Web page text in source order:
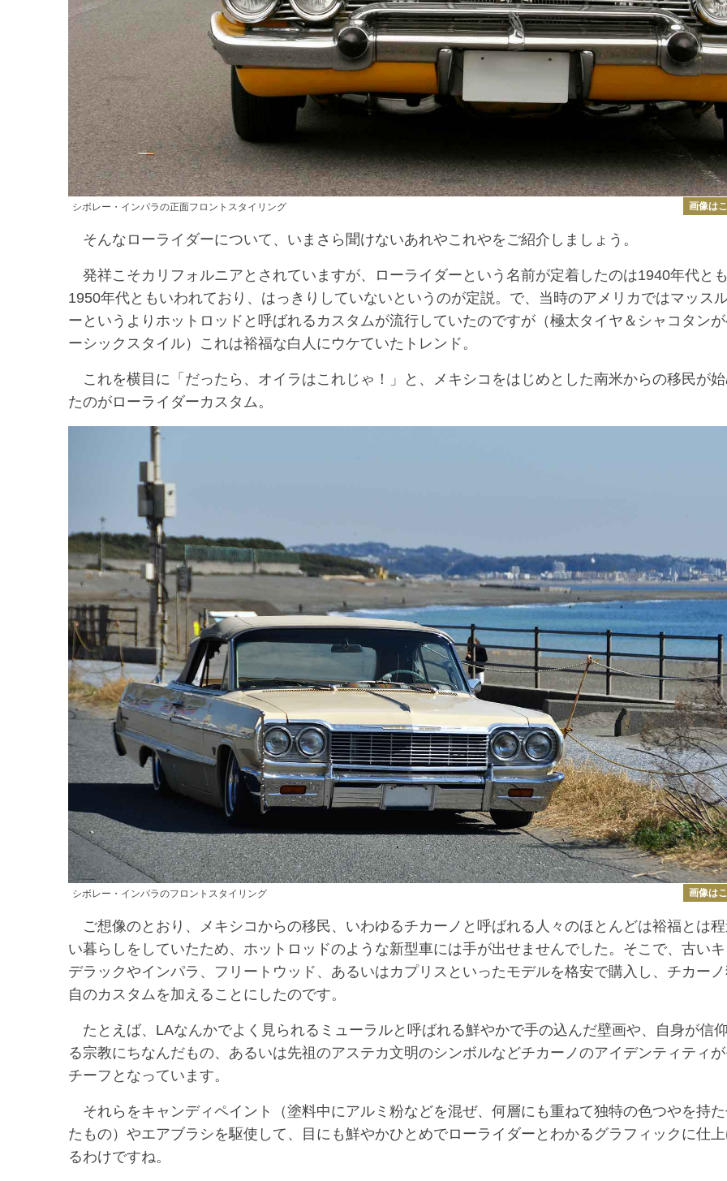
シボレー・インパラの正面フロントスタイリング 画像は
そんなローライダーについて、いまさら聞けないあれやこれやをご紹介しましょう。
発祥こそカリフォルニアとされていますが、ローライダーという名前が定着したのは1940年代と
1950年代ともいわれており、はっきりしていないというのが定説。で、当時のアメリカではマッス
ーというよりホットロッドと呼ばれるカスタムが流行していたのですが（極太タイヤ＆シャコタン
ーシックスタイル）これは裕福な白人にウケていたトレンド。
これを横目に「だったら、オイラはこれじゃ！」と、メキシコをはじめとした南米からの移民が
たのがローライダーカスタム。
シボレー・インパラのフロントスタイリング 画像は
ご想像のとおり、メキシコからの移民、いわゆるチカーノと呼ばれる人々のほとんどは裕福とは
い暮らしをしていたため、ホットロッドのような新型車には手が出せませんでした。そこで、古い
デラックやインパラ、フリートウッド、あるいはカプリスといったモデルを格安で購入し、チカー
自のカスタムを加えることにしたのです。
たとえば、LAなんかでよく見られるミューラルと呼ばれる鮮やかで手の込んだ壁画や、自身が信
る宗教にちなんだもの、あるいは先祖のアステカ文明のシンボルなどチカーノのアイデンティティ
チーフとなっています。
それらをキャンディペイント（塗料中にアルミ粉などを混ぜ、何層にも重ねて独特の色つやを持
たもの）やエアブラシを駆使して、目にも鮮やかひとめでローライダーとわかるグラフィックに仕
るわけですね。